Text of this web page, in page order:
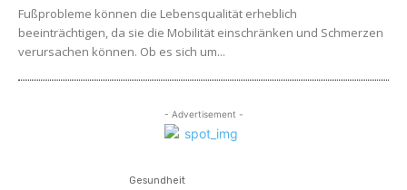
Fußprobleme können die Lebensqualität erheblich
beeinträchtigen, da sie die Mobilität einschränken und Schmerzen
verursachen können. Ob es sich um...
- Advertisement -
Gesundheit